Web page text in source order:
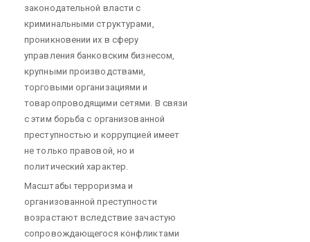
законодательной власти с
криминальными структурами,
проникновении их в сферу
управления банковским бизнесом,
крупными производствами,
торговыми организациями и
товаропроводящими сетями. В связи
с этим борьба с организованной
преступностью и коррупцией имеет
не только правовой, но и
политический характер.
Масштабы терроризма и
организованной преступности
возрастают вследствие зачастую
сопровождающегося конфликтами